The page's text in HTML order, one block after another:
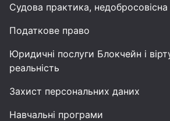
Судова практика, недобросовісна
Податкове право
Юридичні послуги Блокчейн і
реальність
Захист персональних даних
Навчальні програми